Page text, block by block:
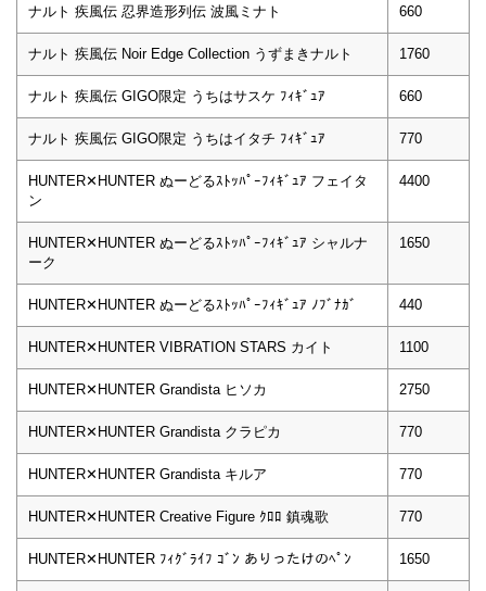
ナルト 疾風伝 忍界造形列伝 波風ミナト 660
ナルト 疾風伝 Noir Edge Collection うずまきナルト 1760
ナルト 疾風伝 GIGO限定 うちはサスケ ﾌｨｷﾞｭｱ 660
ナルト 疾風伝 GIGO限定 うちはイタチ ﾌｨｷﾞｭｱ 770
HUNTER✕HUNTER ぬーどるｽﾄｯﾊﾟｰﾌｨｷﾞｭｱ フェイタ
ン
4400
HUNTER✕HUNTER ぬーどるｽﾄｯﾊﾟｰﾌｨｷﾞｭｱ シャルナ
ーク
1650
HUNTER✕HUNTER ぬーどるｽﾄｯﾊﾟｰﾌｨｷﾞｭｱ ﾉﾌﾞﾅｶﾞ 440
HUNTER✕HUNTER VIBRATION STARS カイト 1100
HUNTER✕HUNTER Grandista ヒソカ 2750
HUNTER✕HUNTER Grandista クラピカ 770
HUNTER✕HUNTER Grandista キルア 770
HUNTER✕HUNTER Creative Figure ｸﾛﾛ 鎮魂歌 770
HUNTER✕HUNTER ﾌｨｸﾞﾗｲﾌ ｺﾞﾝ ありったけのﾍﾟﾝ 1650